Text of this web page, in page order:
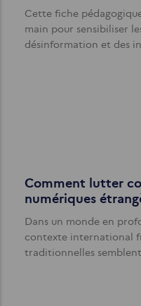
Cette fiche
main pour sensibiliser
désinformation et des
Comment lutter
numériques
Dans un monde en
contexte international
traditionnelles